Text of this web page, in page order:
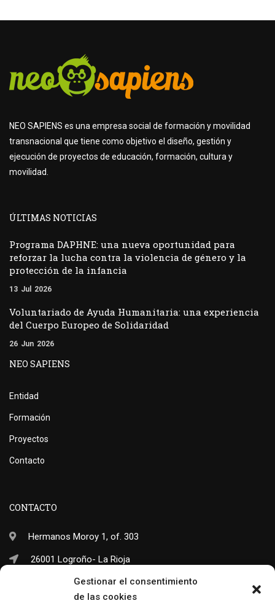
Gestionar el consentimiento
de las cookies
NEO SAPIENS es una empresa social de formación y movilidad
transnacional que tiene como objetivo el diseño, gestión y
ejecución de proyectos de educación, formación, cultura y
movilidad.
ÚLTIMAS NOTICIAS
Programa DAPHNE: una nueva oportunidad para
reforzar la lucha contra la violencia de género y la
protección de la infancia
13 Jul 2026
Voluntariado de Ayuda Humanitaria: una experiencia
del Cuerpo Europeo de Solidaridad
26 Jun 2026
NEO SAPIENS
Entidad
Formación
Proyectos
Contacto
CONTACTO
Hermanos Moroy 1, of. 303
26001 Logroño- La Rioja
(+34) 941 703 245